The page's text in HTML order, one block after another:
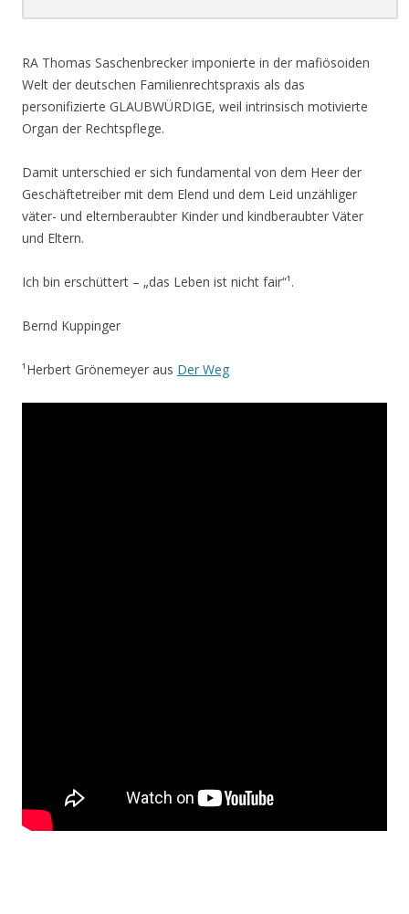
RA Thomas Saschenbrecker imponierte in der mafiösoiden
Welt der deutschen Familienrechtspraxis als das
personifizierte GLAUBWÜRDIGE, weil intrinsisch motivierte
Organ der Rechtspflege.
Damit unterschied er sich fundamental von dem Heer der
Geschäftetreiber mit dem Elend und dem Leid unzähliger
väter- und elternberaubter Kinder und kindberaubter Väter
und Eltern.
Ich bin erschüttert – „das Leben ist nicht fair“¹.
Bernd Kuppinger
¹Herbert Grönemeyer aus Der Weg